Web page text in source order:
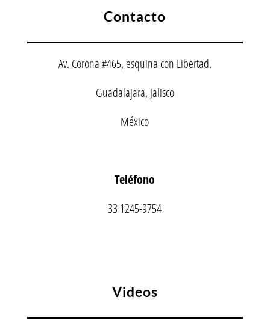
Contacto
Av. Corona #465, esquina con Libertad.
Guadalajara, Jalisco
México
Teléfono
33 1245-9754
Videos